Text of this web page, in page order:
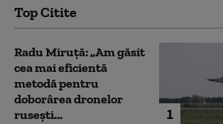
Top Citite
1
Radu Miruță: „Am găsit
cea mai eficientă
metodă pentru
doborârea dronelor
rusești...